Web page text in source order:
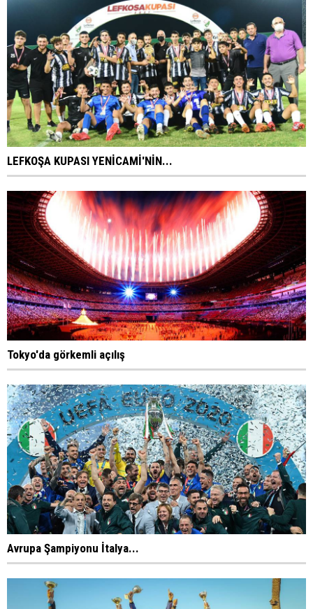
LEFKOŞA KUPASI YENİCAMİ'NİN...
Tokyo'da görkemli açılış
Avrupa Şampiyonu İtalya...